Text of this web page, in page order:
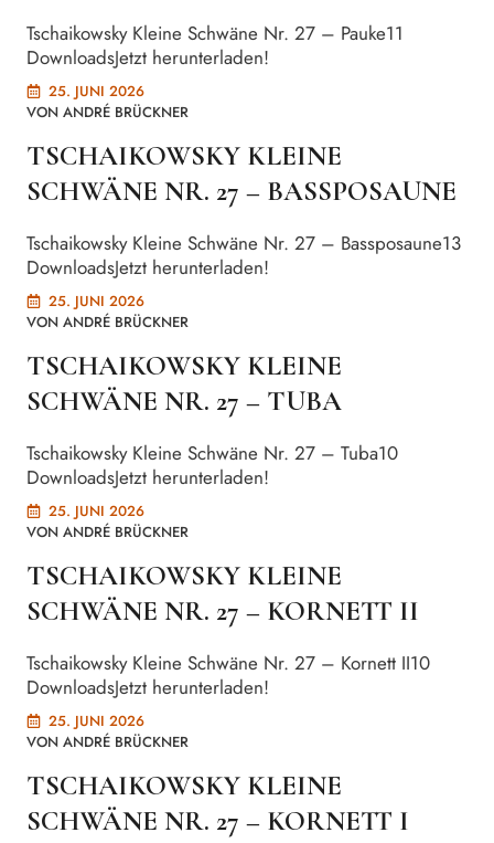
Tschaikowsky Kleine Schwäne Nr. 27 – Pauke11
DownloadsJetzt herunterladen!
25. JUNI 2026
VON ANDRÉ BRÜCKNER
TSCHAIKOWSKY KLEINE
SCHWÄNE NR. 27 – BASSPOSAUNE
Tschaikowsky Kleine Schwäne Nr. 27 – Bassposaune13
DownloadsJetzt herunterladen!
25. JUNI 2026
VON ANDRÉ BRÜCKNER
TSCHAIKOWSKY KLEINE
SCHWÄNE NR. 27 – TUBA
Tschaikowsky Kleine Schwäne Nr. 27 – Tuba10
DownloadsJetzt herunterladen!
25. JUNI 2026
VON ANDRÉ BRÜCKNER
TSCHAIKOWSKY KLEINE
SCHWÄNE NR. 27 – KORNETT II
Tschaikowsky Kleine Schwäne Nr. 27 – Kornett II10
DownloadsJetzt herunterladen!
25. JUNI 2026
VON ANDRÉ BRÜCKNER
TSCHAIKOWSKY KLEINE
SCHWÄNE NR. 27 – KORNETT I